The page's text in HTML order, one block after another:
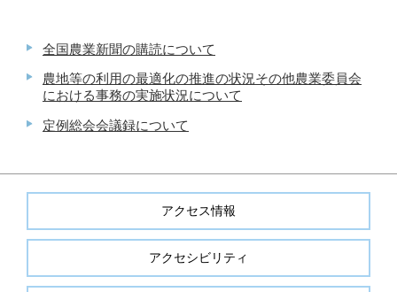
全国農業新聞の購読について
農地等の利用の最適化の推進の状況その他農業委員会
における事務の実施状況について
定例総会会議録について
アクセス情報
アクセシビリティ